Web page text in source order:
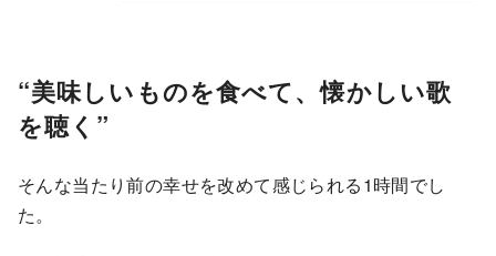
“美味しいものを食べて、懐かしい歌
を聴く”
そんな当たり前の幸せを改めて感じられる1時間でし
た。